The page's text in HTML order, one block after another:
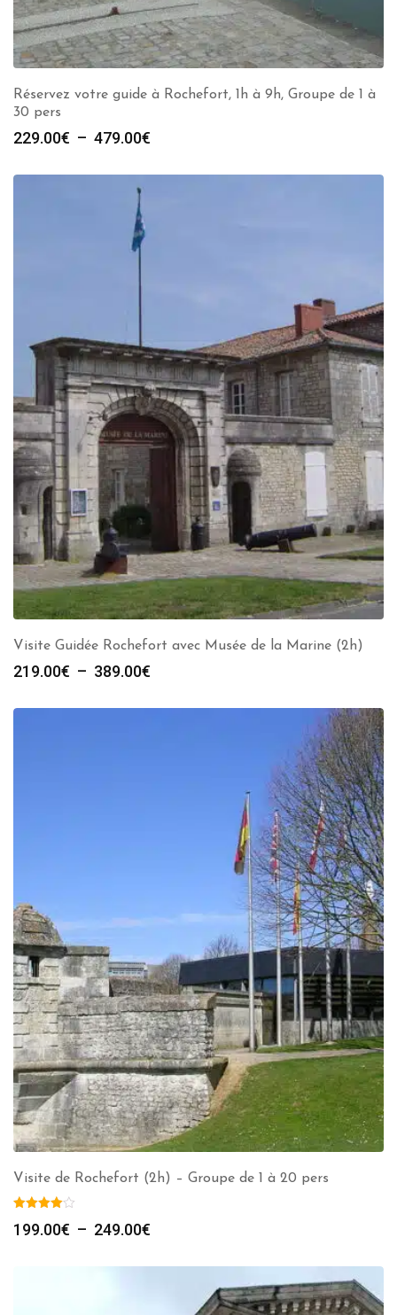
Réservez votre guide à Rochefort, 1h à 9h, Groupe de 1 à
30 pers
229.00€ – 479.00€
prix :
Visite Guidée Rochefort avec Musée de la Marine (2h)
219.00€ – 389.00€
prix :
Visite de Rochefort (2h) – Groupe de 1 à 20 pers
199.00€ – 249.00€
prix :